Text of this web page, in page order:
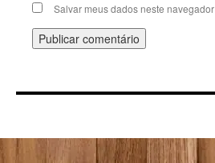
Salvar meus dados neste